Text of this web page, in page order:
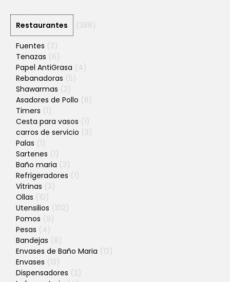
Restaurantes
(388)
Fuentes (2)
Tenazas (6)
Papel AntiGrasa (4)
Rebanadoras (5)
Shawarmas (2)
Asadores de Pollo (8)
Timers (1)
Cesta para vasos (1)
carros de servicio (3)
Palas (1)
Sartenes (1)
Baño maria (3)
Refrigeradores (1)
Vitrinas (3)
Ollas (10)
Utensilios (102)
Pomos (9)
Pesas (4)
Bandejas (8)
Envases de Baño Maria (12)
Envases (13)
Dispensadores (2)